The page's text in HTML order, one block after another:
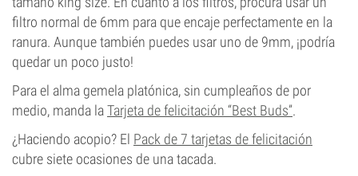
filtro normal de 6mm para que encaje perfectamente en la
ranura. Aunque también puedes usar uno de 9mm, ¡podría
quedar un poco justo!
Para el alma gemela platónica, sin cumpleaños de por
medio, manda laTarjeta de felicitación “Best Buds”.
¿Haciendo acopio? El Pack de 7 tarjetas de felicitación
cubre siete ocasiones de una tacada.